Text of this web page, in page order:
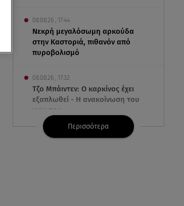
08.08.26 , 17:44
Νεκρή μεγαλόσωμη αρκούδα
στην Καστοριά, πιθανόν από
πυροβολισμό
08.08.26 , 17:32
Τζο Μπάιντεν: Ο καρκίνος έχει
εξαπλωθεί - Η ανακοίνωση του
γιου του
08.08.26 , 17:20
Περισσότερα